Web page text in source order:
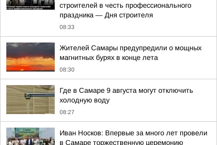
строителей в честь профессионального
праздника — Дня строителя
08:33
Жителей Самары предупредили о мощных
магнитных бурях в конце лета
08:30
Где в Самаре 9 августа могут отключить
холодную воду
08:27
Иван Носков: Впервые за много лет провели
в Самаре торжественную церемонию